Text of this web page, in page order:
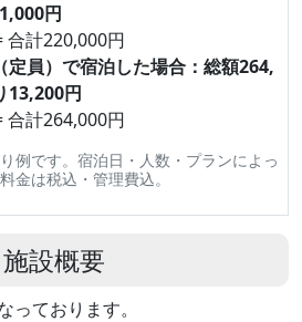
円
合計220,000円
定員）で宿泊した場合：総額264,
13,200円
合計264,000円
例です。宿泊日・人数・プランによっ
金は税込・管理費込。
施設概要
っております。